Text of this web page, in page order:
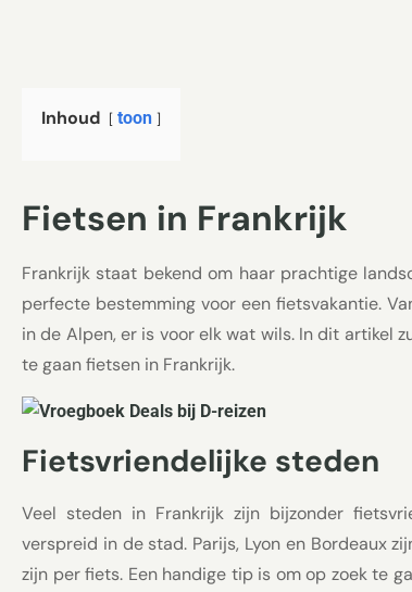
Inhoud toon
Fietsen in Frankrijk
Frankrijk staat bekend om haar prachtige
perfecte bestemming voor een fietsvakantie.
in de Alpen, er is voor elk wat wils. In dit artikel
te gaan fietsen in Frankrijk.
Fietsvriendelijke steden
Veel steden in Frankrijk zijn bijzonder
verspreid in de stad. Parijs, Lyon en Bordeaux
zijn per fiets. Een handige tip is om op zoek te